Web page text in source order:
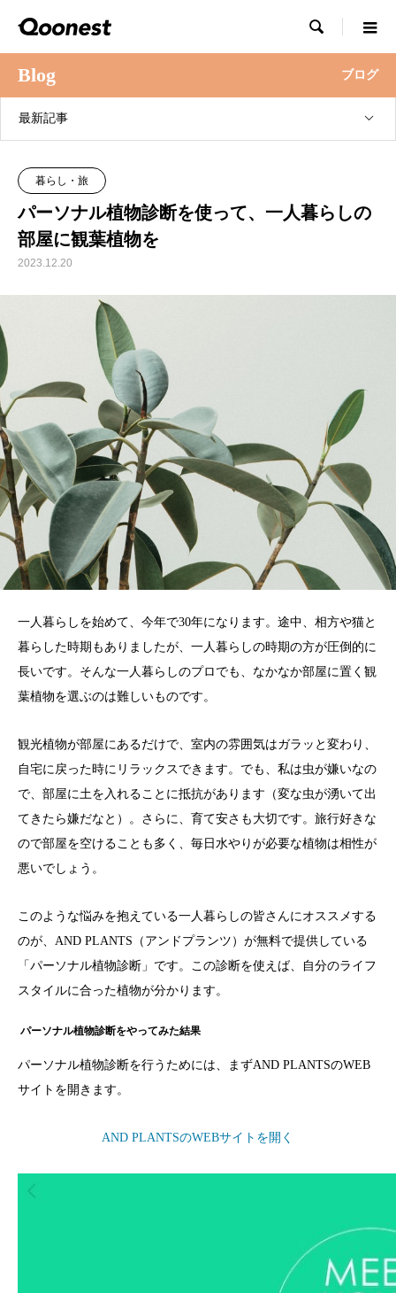

Blog ブログ
最新記事
暮らし・旅
パーソナル植物診断を使って、一人暮らしの
部屋に観葉植物を
2023.12.20
一人暮らしを始めて、今年で30年になります。途中、相方や猫と
暮らした時期もありましたが、一人暮らしの時期の方が圧倒的に
長いです。そんな一人暮らしのプロでも、なかなか部屋に置く観
葉植物を選ぶのは難しいものです。
観光植物が部屋にあるだけで、室内の雰囲気はガラッと変わり、
自宅に戻った時にリラックスできます。でも、私は虫が嫌いなの
で、部屋に土を入れることに抵抗があります（変な虫が湧いて出
てきたら嫌だなと）。さらに、育て安さも大切です。旅行好きな
ので部屋を空けることも多く、毎日水やりが必要な植物は相性が
悪いでしょう。
このような悩みを抱えている一人暮らしの皆さんにオススメする
のが、AND PLANTS（アンドプランツ）が無料で提供している
「パーソナル植物診断」です。この診断を使えば、自分のライフ
スタイルに合った植物が分かります。
パーソナル植物診断をやってみた結果
パーソナル植物診断を行うためには、まずAND PLANTSのWEB
サイトを開きます。
AND PLANTSのWEBサイトを開く